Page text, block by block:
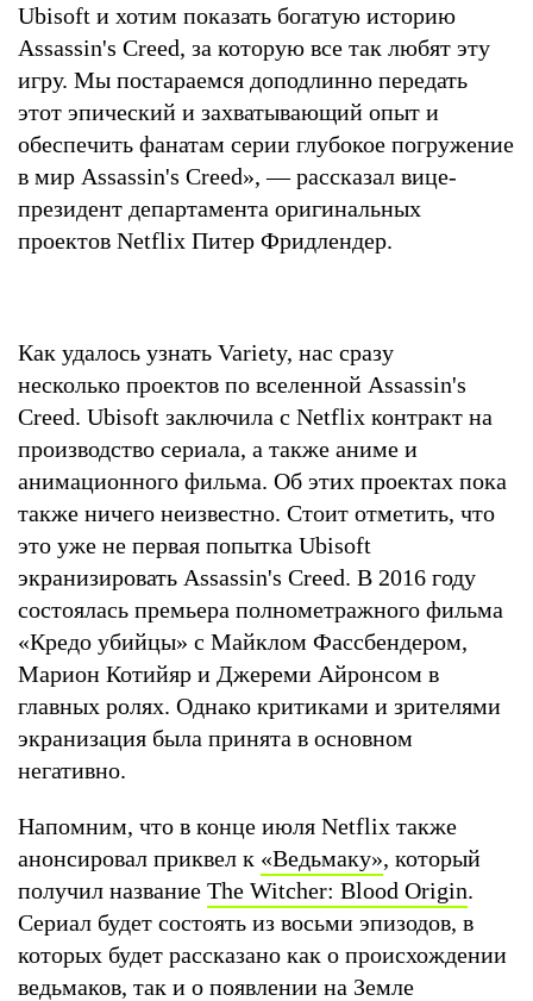
Ubisoft и хотим показать богатую историю
Assassin's Creed, за которую все так любят эту
игру. Мы постараемся доподлинно передать
этот эпический и захватывающий опыт и
обеспечить фанатам серии глубокое погружение
в мир Assassin's Creed», — рассказал вице-
президент департамента оригинальных
проектов Netflix Питер Фридлендер.
Как удалось узнать Variety, нас сразу
несколько проектов по вселенной Assassin's
Creed. Ubisoft заключила с Netflix контракт на
производство сериала, а также аниме и
анимационного фильма. Об этих проектах пока
также ничего неизвестно. Стоит отметить, что
это уже не первая попытка Ubisoft
экранизировать Assassin's Creed. В 2016 году
состоялась премьера полнометражного фильма
«Кредо убийцы» с Майклом Фассбендером,
Марион Котийяр и Джереми Айронсом в
главных ролях. Однако критиками и зрителями
экранизация была принята в основном
негативно.
Напомним, что в конце июля Netflix также
анонсировал приквел к «Ведьмаку», который
получил название The Witcher: Blood Origin.
Сериал будет состоять из восьми эпизодов, в
которых будет рассказано как о происхождении
ведьмаков, так и о появлении на Земле